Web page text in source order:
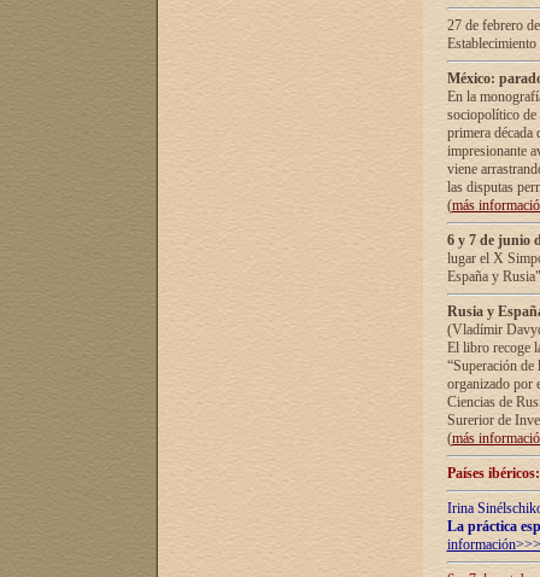
27 de febrero
México:
En la
sociopolítico de
primera década
impresionante
viene
las disputas
(más
6 y 7 de junio
lugar el X
España y
Rusia y
(Vladímir
El libro recoge
“Superación
organizado por
Ciencias de
Surerior de
(más
Países
Irina
La práctica
información>>>